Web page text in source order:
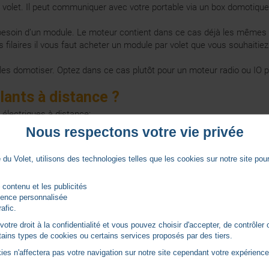
Il peut communiquer avec votre portable via un box
d’un module. Le moteur contient dans ce cas déjà les
il vous faut acheter un module par volet que vous
domotiser. Optez dans ce cas plutôt pour un moteur radio ou IO
à distance ?
à distance:
temps d’un seul endroit, ou de votre téléphone portable à
et la fermeture en cas d'activation de l’alarme
pouvez faire ouvrir et fermer vos volets pour une simulation
en place des automatismes qui permettent la fermeture
automatique. Tout cela vous permet de faire des économies
Nous respectons votre vie privée
du Volet, utilisons des technologies telles que les cookies sur notre site
contenu et les publicités
personnalisée
droit à la confidentialité et vous pouvez choisir d'accepter, de contrôler
types de cookies ou certains services proposés par des tiers.
n'affectera pas votre navigation sur notre site cependant votre